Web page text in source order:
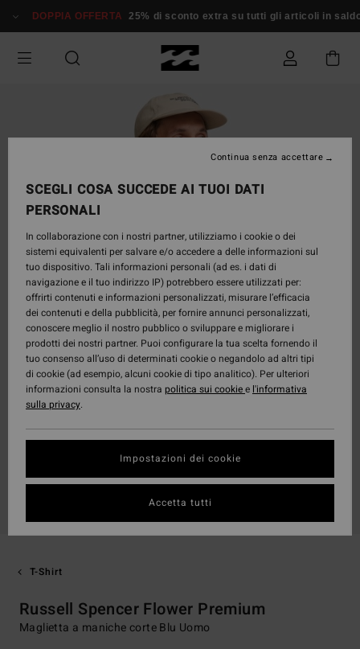
alle
prodotto
DOPPIA OFFERTA 25% di sconto extra su tutti gli articoli in saldo*
T-Shirt
Russell Spencer Flower Premium
Maglietta a maniche corte Blu Uomo
SCEGLI COSA SUCCEDE AI TUOI DATI
PERSONALI
In collaborazione con i nostri partner, utilizziamo i cookie o dei
sistemi equivalenti per salvare e/o accedere a delle informazioni sul
tuo dispositivo. Tali informazioni personali (ad es. i dati di
navigazione e il tuo indirizzo IP) potrebbero essere utilizzati per:
offrirti contenuti e informazioni personalizzati, misurare l’efficacia
dei contenuti e della pubblicità, per fornire annunci personalizzati,
conoscere meglio il nostro pubblico o sviluppare e migliorare i
prodotti dei nostri partner. Puoi configurare la tua scelta fornendo il
tuo consenso all’uso di determinati cookie o negandolo ad altri tipi
di cookie (ad esempio, alcuni cookie di tipo analitico). Per ulteriori
informazioni consulta la nostra politica sui cookiee l'informativa
sulla privacy.
Impostazioni dei cookie
Continua senza accettare
Accetta tutti